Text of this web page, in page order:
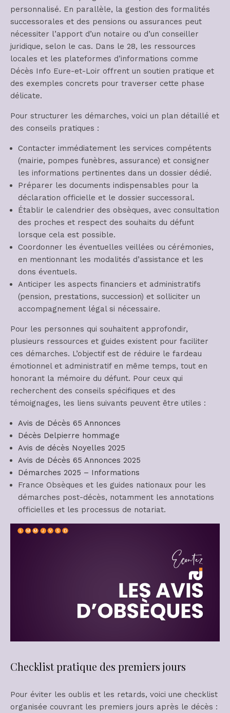
personnalisé. En parallèle, la gestion des formalités
successorales et des pensions ou assurances peut
nécessiter l’apport d’un notaire ou d’un conseiller
juridique, selon le cas. Dans le 28, les ressources
locales et les plateformes d’informations comme
Décès Info Eure-et-Loir offrent un soutien pratique et
des exemples concrets pour traverser cette phase
délicate.
Pour structurer les démarches, voici un plan détaillé et
des conseils pratiques :
Contacter immédiatement les services compétents
(mairie, pompes funèbres, assurance) et consigner
les informations pertinentes dans un dossier dédié.
Préparer les documents indispensables pour la
déclaration officielle et le dossier successoral.
Établir le calendrier des obsèques, avec consultation
des proches et respect des souhaits du défunt
lorsque cela est possible.
Coordonner les éventuelles veillées ou cérémonies,
en mentionnant les modalités d’assistance et les
dons éventuels.
Anticiper les aspects financiers et administratifs
(pension, prestations, succession) et solliciter un
accompagnement légal si nécessaire.
Pour les personnes qui souhaitent approfondir,
plusieurs ressources et guides existent pour faciliter
ces démarches. L’objectif est de réduire le fardeau
émotionnel et administratif en même temps, tout en
honorant la mémoire du défunt. Pour ceux qui
recherchent des conseils spécifiques et des
témoignages, les liens suivants peuvent être utiles :
Avis de Décès 65 Annonces
Décès Delpierre hommage
Avis de décès Noyelles 2025
Avis de Décès 65 Annonces 2025
Démarches 2025 – Informations
France Obsèques et les guides nationaux pour les
démarches post-décès, notamment les annotations
officielles et les processus de notariat.
Checklist pratique des premiers jours
Pour éviter les oublis et les retards, voici une checklist
organisée couvrant les premiers jours après le décès :